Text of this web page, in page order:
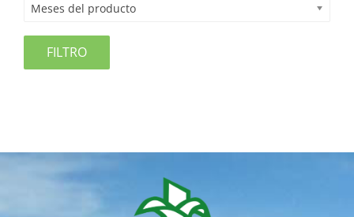
Meses del producto
FILTRO